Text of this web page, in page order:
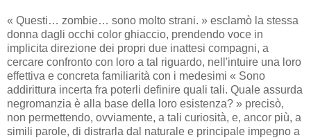
« Questi… zombie… sono molto strani. » esclamò la stessa
donna dagli occhi color ghiaccio, prendendo voce in
implicita direzione dei propri due inattesi compagni, a
cercare confronto con loro a tal riguardo, nell'intuire una loro
effettiva e concreta familiarità con i medesimi « Sono
addirittura incerta fra poterli definire quali tali. Quale assurda
negromanzia è alla base della loro esistenza? » precisò,
non permettendo, ovviamente, a tali curiosità, e, ancor più, a
simili parole, di distrarla dal naturale e principale impegno a